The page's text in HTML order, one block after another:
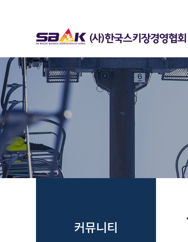
하위분류 하위분류
커뮤니티